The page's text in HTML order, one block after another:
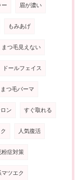
ー 眉が濃い
もみあげ
まつ毛見えない
ドールフェイス
つ毛パーマ
ン すぐ取れる
人気復活
粉症対策
ツエク